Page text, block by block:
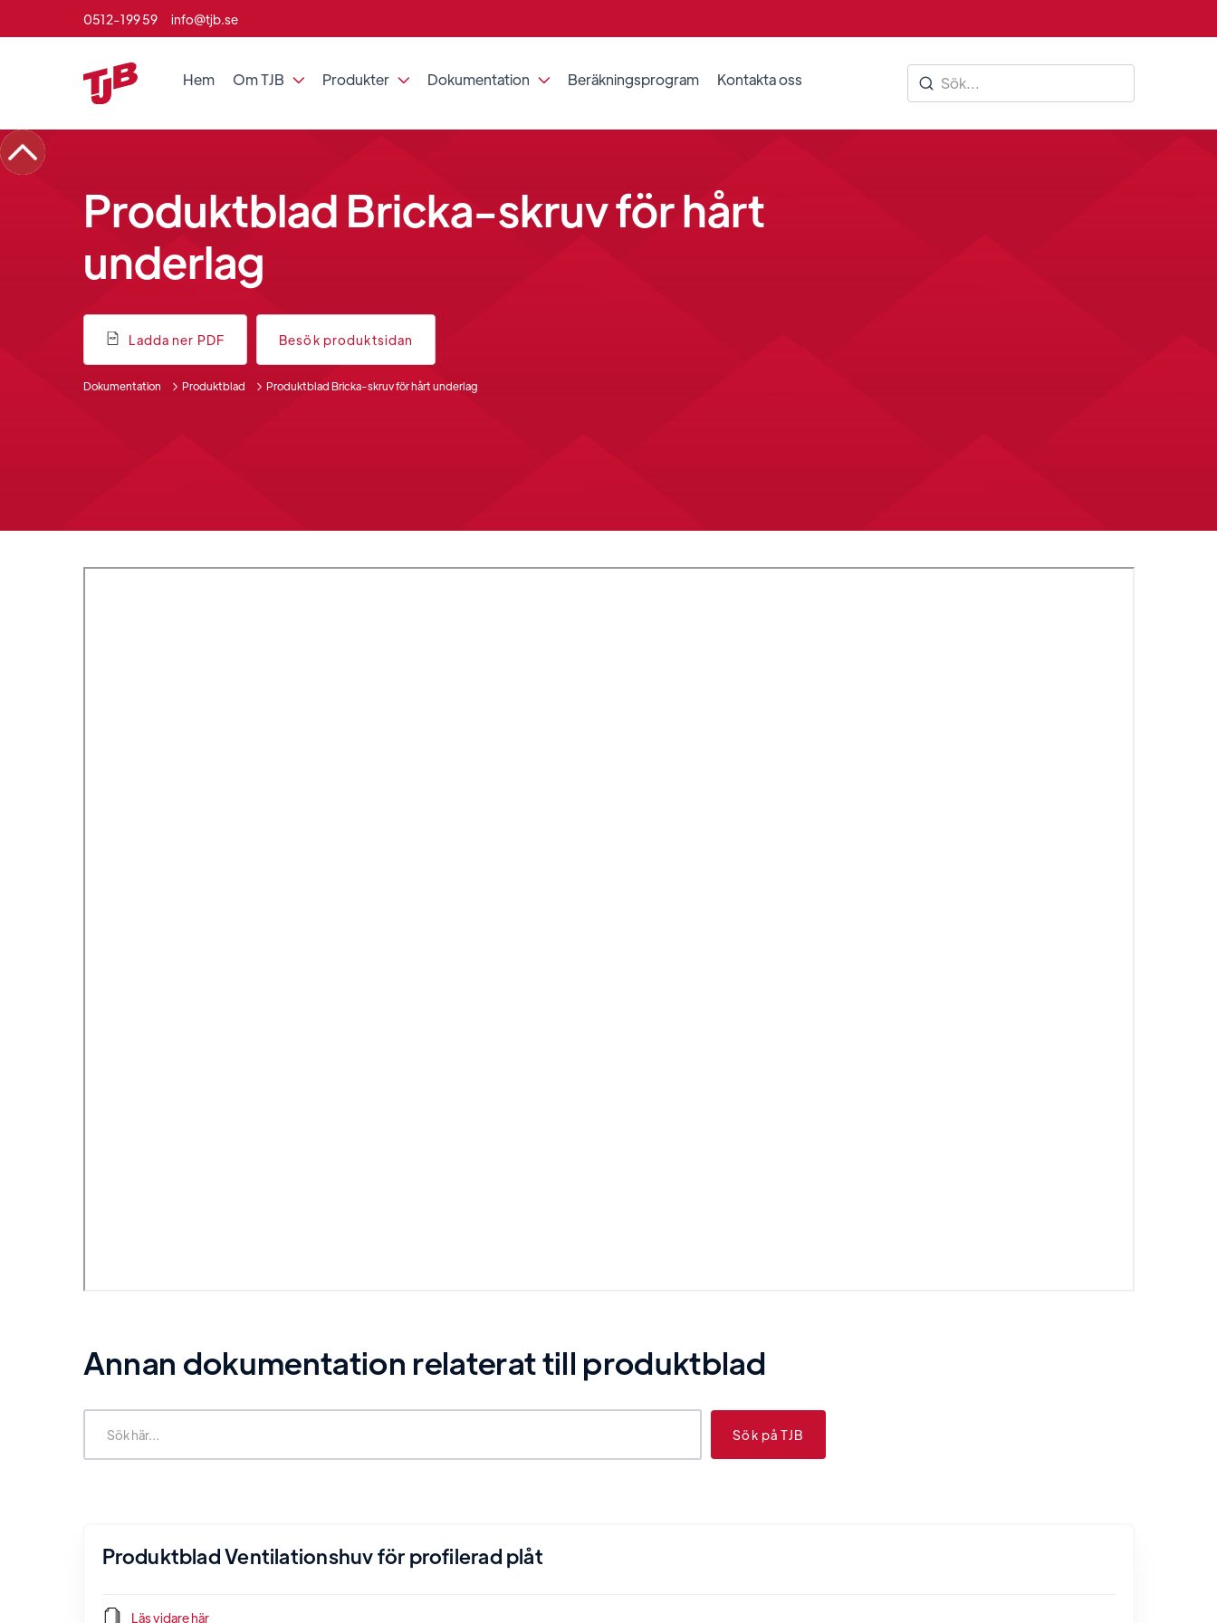
0512-199 59 info@tjb.se
Hem Om TJB  Produkter  Dokumentation  Beräkningsprogram Kontakta oss
Produktblad Bricka-skruv för hårt
underlag
Ladda ner PDF Besök produktsidan
Dokumentation Produktblad Produktblad Bricka-skruv för hårt underlag
Annan dokumentation relaterat till produktblad
Produktblad Ventilationshuv för profilerad plåt
Läs vidare här